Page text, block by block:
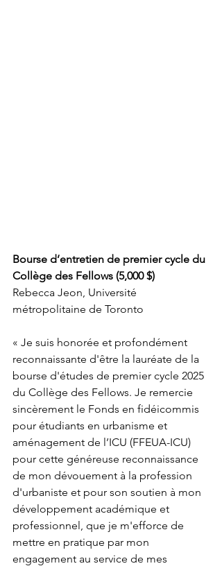
Bourse d’entretien de premier cycle du
Collège des Fellows (5,000 $)
Rebecca Jeon, Université
métropolitaine de Toronto
« Je suis honorée et profondément
reconnaissante d'être la lauréate de la
bourse d'études de premier cycle 2025
du Collège des Fellows. Je remercie
sincèrement le Fonds en fidéicommis
pour étudiants en urbanisme et
aménagement de l’ICU (FFEUA-ICU)
pour cette généreuse reconnaissance
de mon dévouement à la profession
d'urbaniste et pour son soutien à mon
développement académique et
professionnel, que je m'efforce de
mettre en pratique par mon
engagement au service de mes